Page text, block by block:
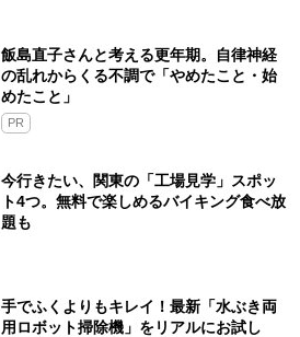
飯島直子さんと考える更年期。自律神経
の乱れからくる不調で「やめたこと・始
めたこと」
PR
今行きたい、関東の「工場見学」スポッ
ト4つ。無料で楽しめるバイキング食べ放
題も
手でふくよりもキレイ！最新「水ぶき両
用ロボット掃除機」をリアルにお試し